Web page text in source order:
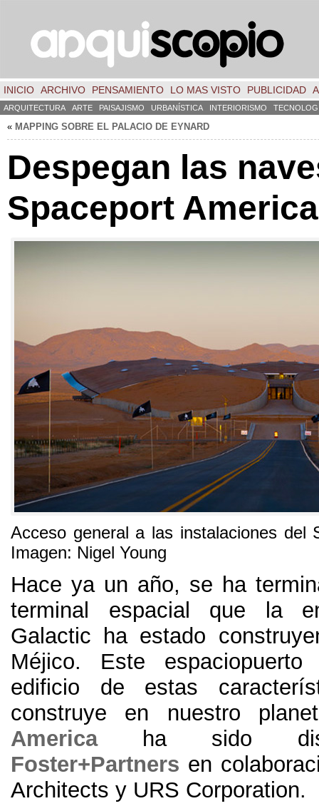
INICIO ARCHIVO PENSAMIENTO LO MAS VISTO PUBLICIDAD
ARQUITECTURA ARTE PAISAJISMO URBANÍSTICA INTERIORISMO
« MAPPING SOBRE EL PALACIO DE EYNARD
Despegan las
Spaceport America
Acceso general a las instalaciones del
Imagen: Nigel Young
Hace ya un año, se ha
terminal espacial que la
Galactic ha estado
Méjico. Este
edificio de estas
construye en nuestro
Americaha sido
Foster+Partners en
Architects y URS Corporation.